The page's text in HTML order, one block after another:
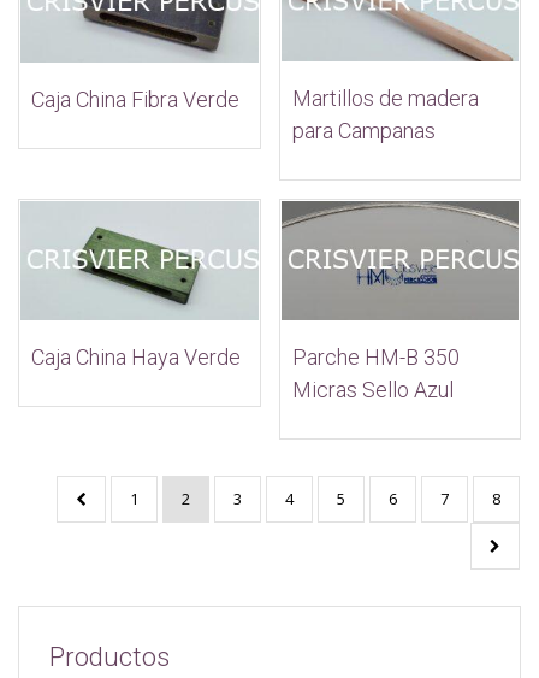
Caja China Fibra Verde
Martillos de madera
para Campanas
Caja China Haya Verde
Parche HM-B 350
Micras Sello Azul
1 2 3 4 5 6 7 8
Productos